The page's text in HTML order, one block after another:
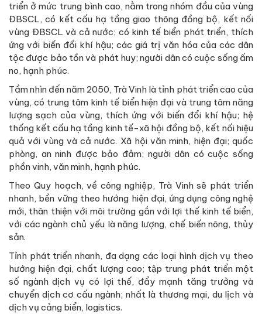
triển ở mức trung bình cao, nằm trong nhóm đầu của vùng
ĐBSCL, có kết cấu hạ tầng giao thông đồng bộ, kết nối
vùng ĐBSCL và cả nước; có kinh tế biển phát triển, thích
ứng với biến đổi khí hậu; các giá trị văn hóa của các dân
tộc được bảo tồn và phát huy; người dân có cuộc sống ấm
no, hạnh phúc.
Tầm nhìn đến năm 2050, Trà Vinh là tỉnh phát triển cao của
vùng, có trung tâm kinh tế biển hiện đại và trung tâm năng
lượng sạch của vùng, thích ứng với biến đổi khí hậu; hệ
thống kết cấu hạ tầng kinh tế-xã hội đồng bộ, kết nối hiệu
quả với vùng và cả nước. Xã hội văn minh, hiện đại; quốc
phòng, an ninh được bảo đảm; người dân có cuộc sống
phồn vinh, văn minh, hạnh phúc.
Theo Quy hoạch, về công nghiệp, Trà Vinh sẽ phát triển
nhanh, bền vững theo hướng hiện đại, ứng dụng công nghệ
mới, thân thiện với môi trường gắn với lợi thế kinh tế biển,
với các ngành chủ yếu là năng lượng, chế biến nông, thủy
sản.
Tỉnh phát triển nhanh, đa dạng các loại hình dịch vụ theo
hướng hiện đại, chất lượng cao; tập trung phát triển một
số ngành dịch vụ có lợi thế, đẩy mạnh tăng trưởng và
chuyển dịch cơ cấu ngành; nhất là thương mại, du lịch và
dịch vụ cảng biển, logistics.